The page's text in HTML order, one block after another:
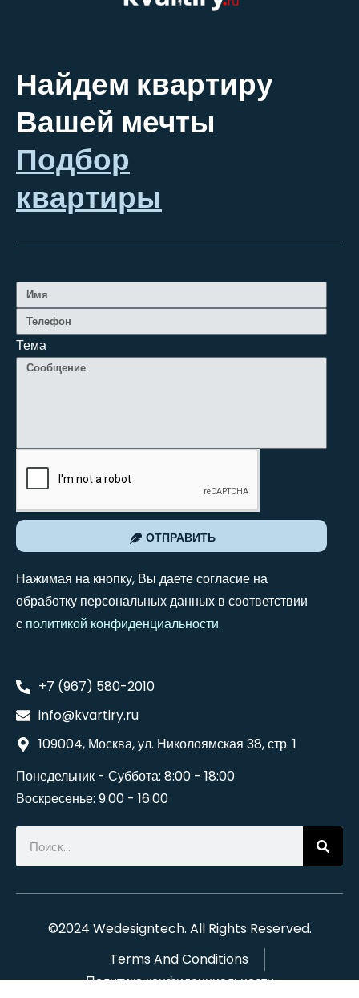
Найдем квартиру
Вашей мечты
Подбор
квартиры
Тема
ОТПРАВИТЬ
Нажимая на кнопку, Вы даете согласие на
обработку персональных данных в соответствии
с политикой конфиденциальности.
+7 (967) 580-2010
info@kvartiry.ru
109004, Москва, ул. Николоямская 38, стр. 1
Понедельник - Суббота: 8:00 - 18:00
Воскресенье: 9:00 - 16:00
©2024 Wedesigntech. All Rights Reserved.
Terms And Conditions
Политика конфиденциальности